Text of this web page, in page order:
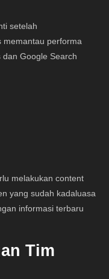
setelah
memantau performa
dan Google Search
melakukan content
yang sudah kadaluasa
informasi terbaru
Tim